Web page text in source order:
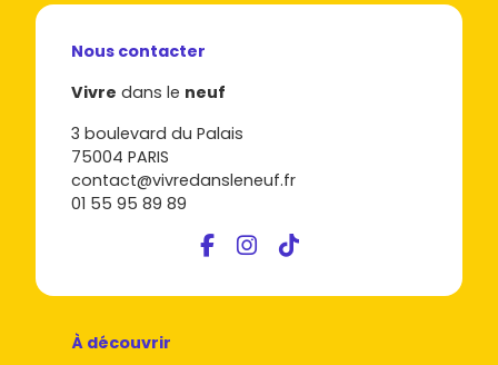
Nous contacter
Vivre dans le neuf
3 boulevard du Palais
75004 PARIS
contact@vivredansleneuf.fr
01 55 95 89 89
À découvrir